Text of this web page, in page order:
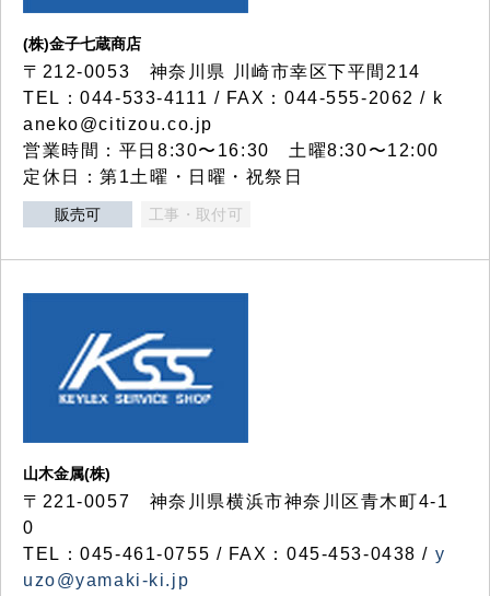
(株)金子七蔵商店
〒212-0053 神奈川県 川崎市幸区下平間214
TEL：044-533-4111 / FAX：044-555-2062 / k
aneko@citizou.co.jp
営業時間：平日8:30〜16:30 土曜8:30〜12:00
定休日：第1土曜・日曜・祝祭日
販売可 工事・取付可
山木金属(株)
〒221-0057 神奈川県横浜市神奈川区青木町4-1
0
TEL：045-461-0755 / FAX：045-453-0438 / y
uzo@yamaki-ki.jp